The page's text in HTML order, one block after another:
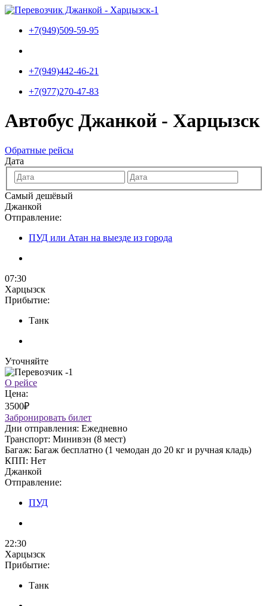
Перейти
содержимому
+7(949)509-59-95
+7(949)442-46-21
+7(977)270-47-83
Автобус Джанкой - Харцызск
Обратные рейсы
Дата
Самый дешёвый
Джанкой
Отправление:
ПУД или Атан на выезде из города
07:30
Харцызск
Прибытие:
Танк
Уточняйте
О рейсе
Цена:
3500₽
Забронировать билет
Дни отправления: Ежедневно
Транспорт: Минивэн (8 мест)
Багаж: Багаж бесплатно (1 чемодан до 20 кг и ручная кладь)
КПП: Нет
Джанкой
Отправление:
ПУД
22:30
Харцызск
Прибытие:
Танк